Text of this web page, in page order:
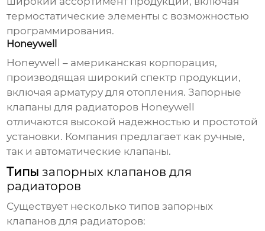
термостатические элементы с возможностью
программирования.
Honeywell
Honeywell – американская корпорация,
производящая широкий спектр продукции,
включая арматуру для отопления.Запорные
клапаны для радиаторов Honeywell
отличаются высокой надежностью и простотой
установки. Компания предлагает как ручные,
так и автоматические клапаны.
Типызапорных клапанов для
радиаторов
Существует несколько типовзапорных
клапанов для радиаторов: